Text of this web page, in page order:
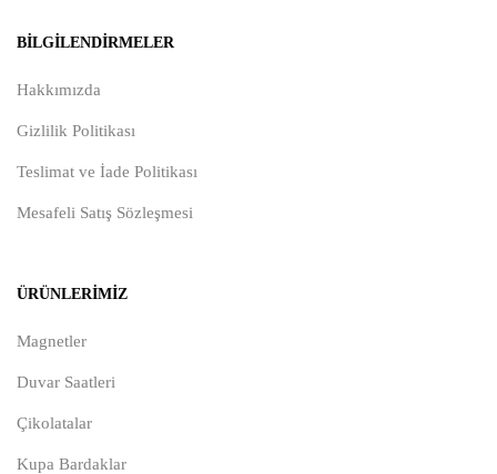
BILGILENDIRMELER
Hakkımızda
Gizlilik Politikası
Teslimat ve İade Politikası
Mesafeli Satış Sözleşmesi
ÜRÜNLERIMIZ
Magnetler
Duvar Saatleri
Çikolatalar
Kupa Bardaklar